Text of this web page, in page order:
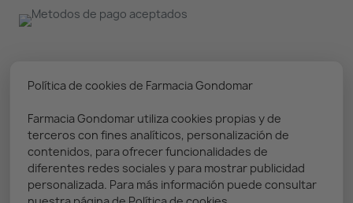
Nuestro boletín
Puedes darte de baja en cualquier momento. Prometemos
solo enviar información relevante
Política de cookies de Farmacia Gondomar
Farmacia Gondomar utiliza cookies propias y de
terceros con fines analíticos, personalización de
contenidos, para ofrecer funcionalidades de
diferentes redes sociales y para mostrar publicidad
personalizada. Para más información puede consultar